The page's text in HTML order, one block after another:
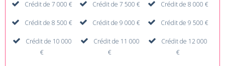
Crédit de 7 000 € Crédit de 7 500 € Crédit de 8 000 €
Crédit de 8 500 € Crédit de 9 000 € Crédit de 9 500 €
Crédit de 10 000
€
Crédit de 11 000
€
Crédit de 12 000
€